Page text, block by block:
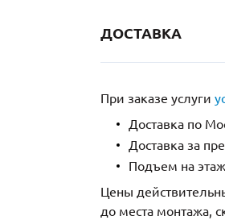
ДОСТАВКА
При заказе услуги
Доставка по
Доставка за
Подъем на
Цены
до места монтажа,